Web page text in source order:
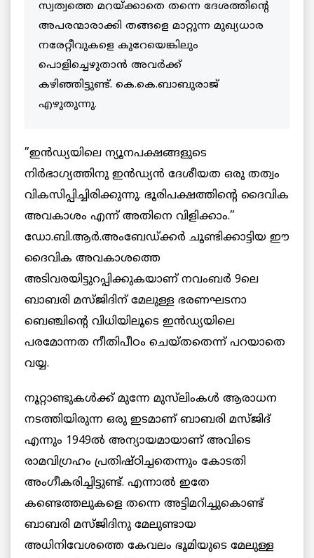
സ്വത്വത്തെ മറയ്ക്കാതെ തന്നെ ദേശത്തിന്റെ
അപരന്മാരാക്കി തങ്ങളെ മാറ്റുന്ന മുഖ്യധാര
നരേറ്റീവുകളെ കുറേയെങ്കിലും
പൊളിച്ചെഴുതാൻ അവർക്ക്
കഴിഞ്ഞിട്ടുണ്ട്. കെ.കെ.ബാബുരാജ്
എഴുതുന്നു.
”ഇൻഡ്യയിലെ ന്യൂനപക്ഷങ്ങളുടെ
നിർഭാഗ്യത്തിനു ഇൻഡ്യൻ ദേശീയത ഒരു തത്വം
വികസിപ്പിച്ചിരിക്കുന്നു. ഭൂരിപക്ഷത്തിന്റെ ദൈവിക
അവകാശം എന്ന് അതിനെ വിളിക്കാം.”
ഡോ.ബി.ആർ.അംബേഡ്ക്കർ ചൂണ്ടിക്കാട്ടിയ ഈ
ദൈവിക അവകാശത്തെ
അടിവരയിട്ടുറപ്പിക്കുകയാണ് നവംബർ 9ലെ
ബാബരി മസ്ജിദിന് മേലുള്ള ഭരണഘടനാ
ബെഞ്ചിന്റെ വിധിയിലൂടെ ഇൻഡ്യയിലെ
പരമോന്നത നീതിപീഠം ചെയ്തതെന്ന് പറയാതെ
വയ്യ.
നൂറ്റാണ്ടുകൾക്ക് മുന്നേ മുസ്‌ലിംകൾ ആരാധന
നടത്തിയിരുന്ന ഒരു ഇടമാണ് ബാബരി മസ്ജിദ്
എന്നും 1949ൽ അന്യായമായാണ് അവിടെ
രാമവിഗ്രഹം പ്രതിഷ്ഠിച്ചതെന്നും കോടതി
അംഗീകരിച്ചിട്ടുണ്ട്. എന്നാൽ ഇതേ
കണ്ടെത്തലുകളെ തന്നെ അട്ടിമറിച്ചുകൊണ്ട്
ബാബരി മസ്ജിദിനു മേലുണ്ടായ
അധിനിവേശത്തെ കേവലം ഭൂമിയുടെ മേലുള്ള